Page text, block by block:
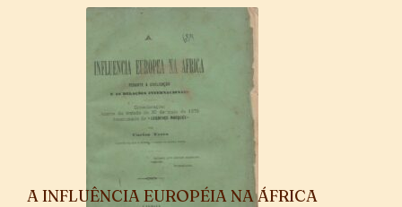
A INFLUÊNCIA EUROPÉIA NA ÁFRICA